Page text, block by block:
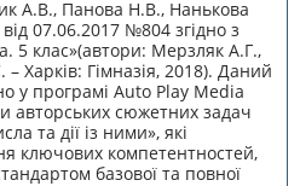
А.В., Панова Н.В., Нанькова
07.06.2017 №804 згідно з
5 клас»(автори: Мерзляк А.Г.,
Харків: Гімназія, 2018). Даний
у програмі Auto Play Media
авторських сюжетних задач
та дії із ними», які
ключових компетентностей,
базової та повної